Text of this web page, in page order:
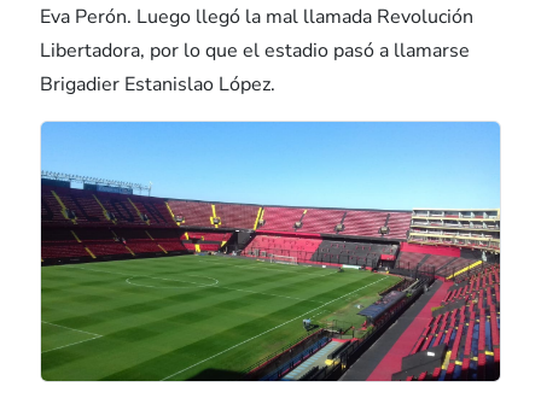
Eva Perón. Luego llegó la mal llamada Revolución
Libertadora, por lo que el estadio pasó a llamarse
Brigadier Estanislao López.